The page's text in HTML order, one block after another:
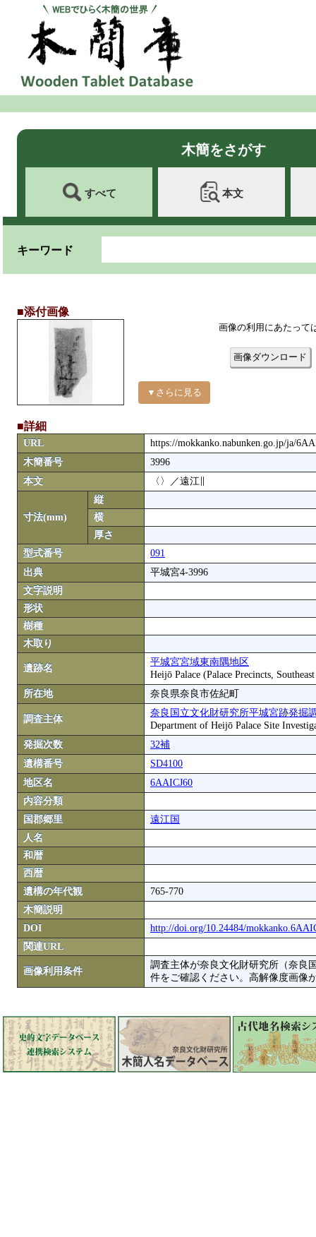
木簡をさがす
すべて 本文
キーワード
■添付画像
▼さらに見る
画像の利用にあたって
画像ダウンロード
■詳細
URL
https://mokkanko.nabunken.go.jp/ja/
木簡番号
3996
本文
〈〉／遠江∥
寸法(mm)
縦
横
厚さ
型式番号
091
出典
平城宮4-3996
文字説明
形状
樹種
木取り
遺跡名
平城宮宮域東南隅地区
Heijō Palace (Palace Precincts,
所在地
奈良県奈良市佐紀町
調査主体
奈良国立文化財研究所平城宮跡発掘
Department of Heijō Palace Site
発掘次数
32補
遺構番号
SD4100
地区名
6AAICJ60
内容分類
国郡郷里
遠江国
人名
和暦
西暦
遺構の年代観
765-770
木簡説明
DOI
http://doi.org/10.24484/
関連URL
画像利用条件
調査主体が奈良文化財研究所（奈良
件をご確認ください。高解像度画像